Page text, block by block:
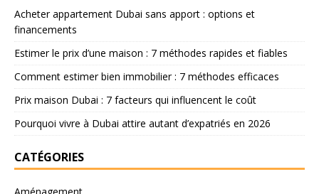
Acheter appartement Dubai sans apport : options et
financements
Estimer le prix d’une maison : 7 méthodes rapides et fiables
Comment estimer bien immobilier : 7 méthodes efficaces
Prix maison Dubai : 7 facteurs qui influencent le coût
Pourquoi vivre à Dubai attire autant d’expatriés en 2026
CATÉGORIES
Aménagement